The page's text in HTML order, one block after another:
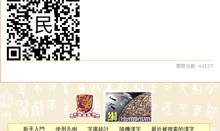
瀏覽次數: 44127
新手入門 使用凡例 字庫統計 隨機漢字 最近被搜索的漢字